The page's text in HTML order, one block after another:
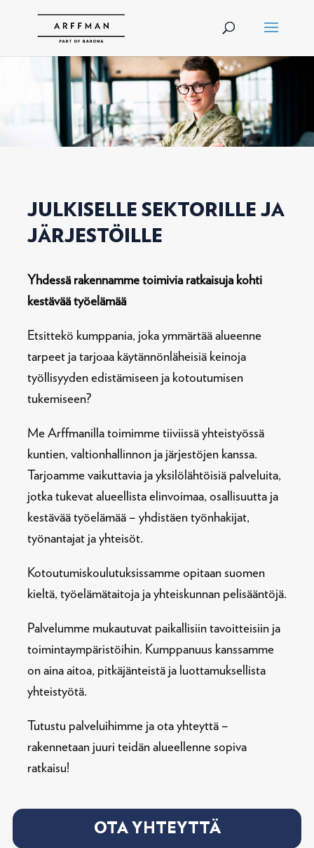
JULKISELLE SEKTORILLE JA
JÄRJESTÖILLE
Yhdessä rakennamme toimivia ratkaisuja kohti
kestävää työelämää
Etsittekö kumppania, joka ymmärtää alueenne
tarpeet ja tarjoaa käytännönläheisiä keinoja
työllisyyden edistämiseen ja kotoutumisen
tukemiseen?
Me Arffmanilla toimimme tiiviissä yhteistyössä
kuntien, valtionhallinnon ja järjestöjen kanssa.
Tarjoamme vaikuttavia ja yksilölähtöisiä palveluita,
jotka tukevat alueellista elinvoimaa, osallisuutta ja
kestävää työelämää – yhdistäen työnhakijat,
työnantajat ja yhteisöt.
Kotoutumiskoulutuksissamme opitaan suomen
kieltä, työelämätaitoja ja yhteiskunnan pelisääntöjä.
Palvelumme mukautuvat paikallisiin tavoitteisiin ja
toimintaympäristöihin. Kumppanuus kanssamme
on aina aitoa, pitkäjänteistä ja luottamuksellista
yhteistyötä.
Tutustu palveluihimme ja ota yhteyttä –
rakennetaan juuri teidän alueellenne sopiva
ratkaisu!
OTA YHTEYTTÄ